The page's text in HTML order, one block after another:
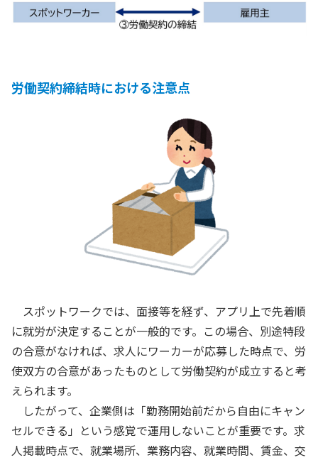
労働契約締結時における注意点
スポットワークでは、面接等を経ず、アプリ上で先着順
に就労が決定することが一般的です。この場合、別途特段
の合意がなければ、求人にワーカーが応募した時点で、労
使双方の合意があったものとして労働契約が成立すると考
えられます。
したがって、企業側は「勤務開始前だから自由にキャン
セルできる」という感覚で運用しないことが重要です。求
人掲載時点で、就業場所、業務内容、就業時間、賃金、交